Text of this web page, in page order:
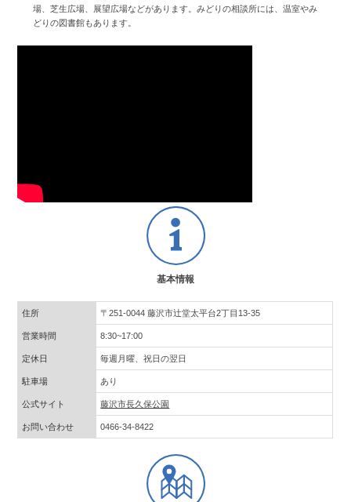
場、芝生広場、展望広場などがあります。みどりの相談所には、温室やみ
どりの図書館もあります。
基本情報
住所 〒251-0044 藤沢市辻堂太平台2丁目13-35
営業時間 8:30~17:00
定休日 毎週月曜、祝日の翌日
駐車場 あり
公式サイト 藤沢市長久保公園
お問い合わせ 0466-34-8422